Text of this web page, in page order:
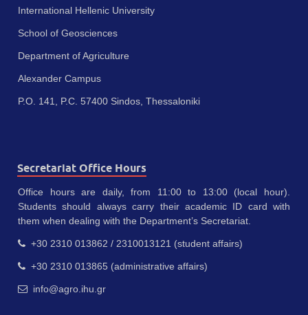
International Hellenic University
School of Geosciences
Department of Agriculture
Alexander Campus
P.O. 141, P.C. 57400 Sindos, Thessaloniki
Secretariat Office Hours
Office hours are daily, from 11:00 to 13:00 (local hour).
Students should always carry their academic ID card with
them when dealing with the Department’s Secretariat.
+30 2310 013862 / 2310013121 (student affairs)
+30 2310 013865 (administrative affairs)
info@agro.ihu.gr